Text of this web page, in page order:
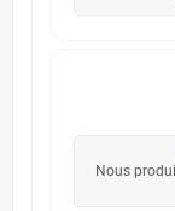
Nous